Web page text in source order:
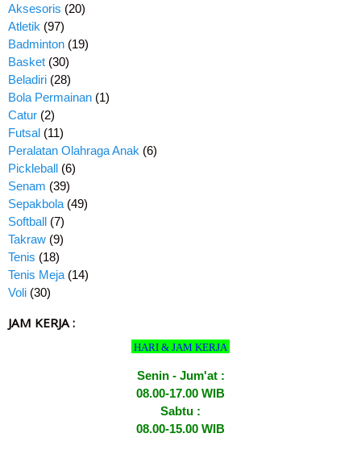
Aksesoris (20)
Atletik (97)
Badminton (19)
Basket (30)
Beladiri (28)
Bola Permainan (1)
Catur (2)
Futsal (11)
Peralatan Olahraga Anak (6)
Pickleball (6)
Senam (39)
Sepakbola (49)
Softball (7)
Takraw (9)
Tenis (18)
Tenis Meja (14)
Voli (30)
JAM KERJA :
HARI & JAM KERJA
Senin - Jum'at :
08.00-17.00 WIB
Sabtu :
08.00-15.00 WIB